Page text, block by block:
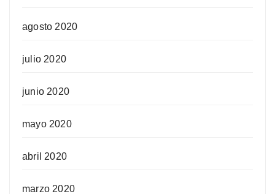
agosto 2020
julio 2020
junio 2020
mayo 2020
abril 2020
marzo 2020